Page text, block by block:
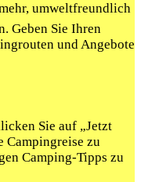
umweltfreundlich
Geben Sie Ihren
und Angebote
Sie auf „Jetzt
Campingreise zu
Camping-Tipps zu